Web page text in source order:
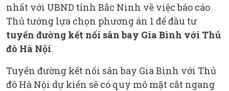
nhất với UBND tỉnh Bắc Ninh về việc báo cáo
Thủ tướng lựa chọn phương án 1 để đầu tư
tuyến đường kết nối sân bay Gia Bình với Thủ
đô Hà Nội.
Tuyến đường kết nối sân bay Gia Bình với Thủ
đô Hà Nội dự kiến sẽ có quy mô mặt cắt ngang